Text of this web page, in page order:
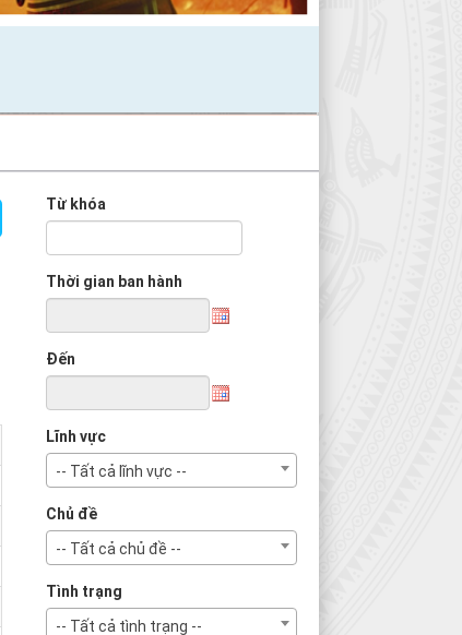
Từ khóa
Thời gian ban hành
Đến
Lĩnh vực
-- Tất cả lĩnh vực --
Chủ đề
-- Tất cả chủ đề --
Tình trạng
-- Tất cả tình trạng --